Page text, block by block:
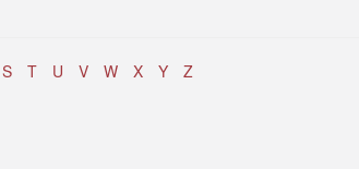
S T U V W X Y
Z